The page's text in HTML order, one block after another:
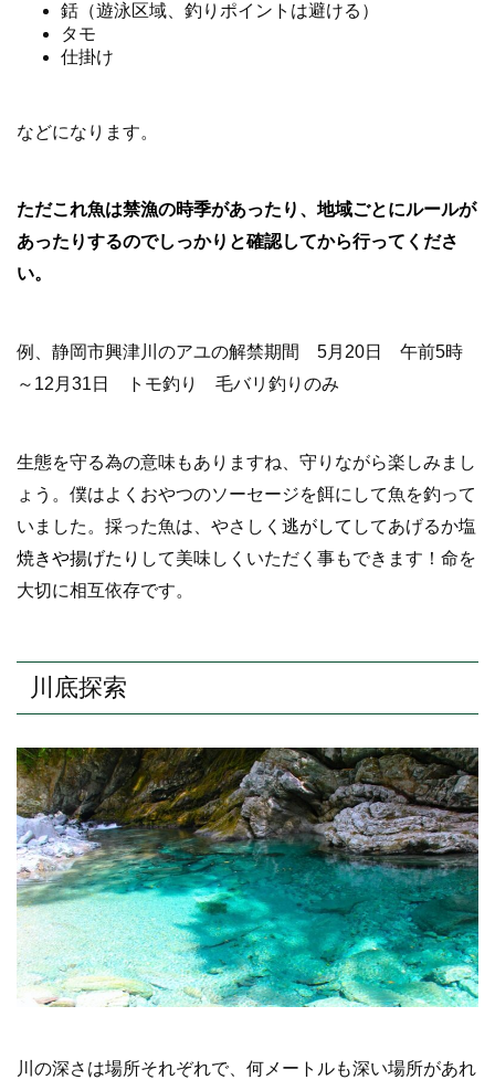
銛（遊泳区域、釣りポイントは避ける）
タモ
仕掛け
などになります。
ただこれ魚は禁漁の時季があったり、地域ごとにルールが
あったりするのでしっかりと確認してから行ってくださ
い。
例、静岡市興津川のアユの解禁期間 5月20日 午前5時
～12月31日 トモ釣り 毛バリ釣りのみ
生態を守る為の意味もありますね、守りながら楽しみまし
ょう。僕はよくおやつのソーセージを餌にして魚を釣って
いました。採った魚は、やさしく 逃がして してあげるか塩
焼きや揚げたり して美味しくいただく事もできます！命を
大切に相互依存です。
川底探索
川の深さは場所それぞれで、何メートルも深い場所があれ